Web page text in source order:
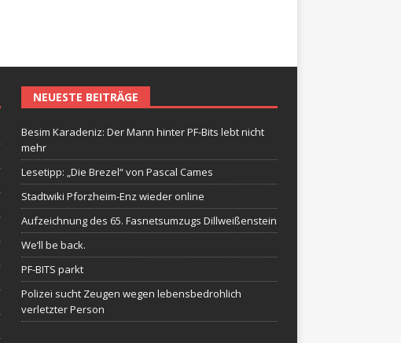
NEUESTE BEITRÄGE
Besim Karadeniz: Der Mann hinter PF-Bits lebt nicht
mehr
Lesetipp: „Die Brezel“ von Pascal Cames
Stadtwiki Pforzheim-Enz wieder online
Aufzeichnung des 65. Fasnetsumzugs Dillweißenstein
We’ll be back.
PF-BITS parkt
Polizei sucht Zeugen wegen lebensbedrohlich
verletzter Person